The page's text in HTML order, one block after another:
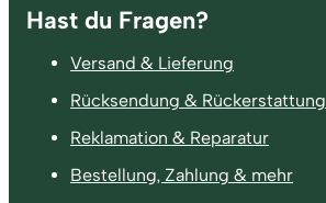
Fußzeile
Hast du Fragen?
Versand & Lieferung
Rücksendung & Rückerstattung
Reklamation & Reparatur
Bestellung, Zahlung & mehr